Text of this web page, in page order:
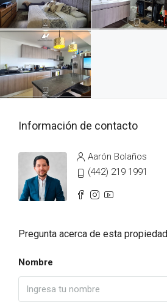
Información de contacto
Aarón Bolaños
(442) 219 1991
Pregunta acerca de esta propiedad
Nombre